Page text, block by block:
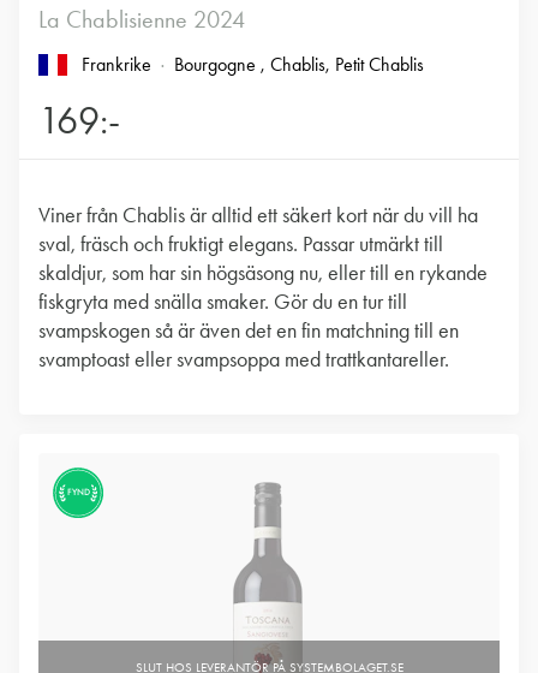
La Chablisienne 2024
Frankrike Bourgogne , Chablis, Petit Chablis
169:-
Viner från Chablis är alltid ett säkert kort när du vill ha
sval, fräsch och fruktigt elegans. Passar utmärkt till
skaldjur, som har sin högsäsong nu, eller till en rykande
fiskgryta med snälla smaker. Gör du en tur till
svampskogen så är även det en fin matchning till en
svamptoast eller svampsoppa med trattkantareller.
FYND